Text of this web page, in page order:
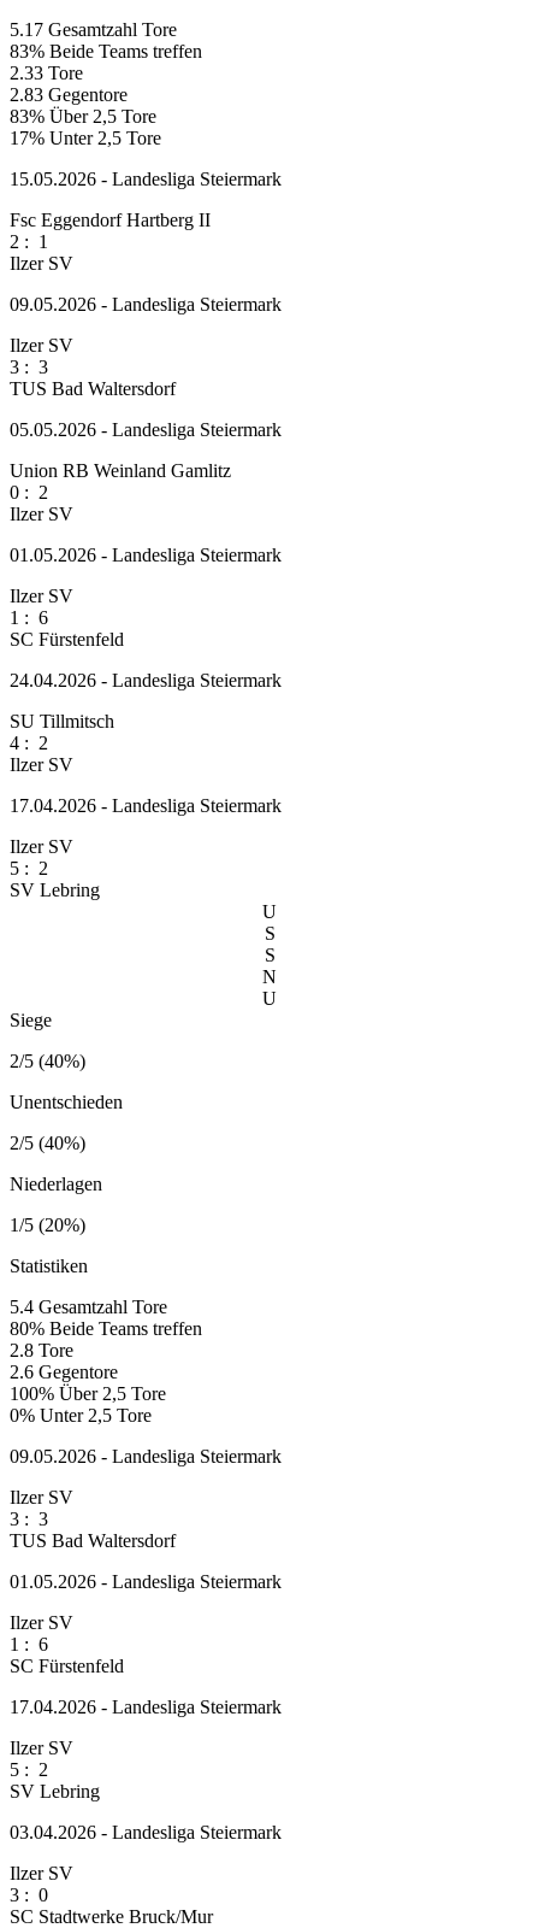
5.17 Gesamtzahl Tore
83% Beide Teams treffen
2.33 Tore
2.83 Gegentore
83% Über 2,5 Tore
17% Unter 2,5 Tore
15.05.2026 - Landesliga Steiermark
Fsc Eggendorf Hartberg II
2 : 1
Ilzer SV
09.05.2026 - Landesliga Steiermark
Ilzer SV
3 : 3
TUS Bad Waltersdorf
05.05.2026 - Landesliga Steiermark
Union RB Weinland Gamlitz
0 : 2
Ilzer SV
01.05.2026 - Landesliga Steiermark
Ilzer SV
1 : 6
SC Fürstenfeld
24.04.2026 - Landesliga Steiermark
SU Tillmitsch
4 : 2
Ilzer SV
17.04.2026 - Landesliga Steiermark
Ilzer SV
5 : 2
SV Lebring
U
S
S
N
U
Siege
2/5 (40%)
Unentschieden
2/5 (40%)
Niederlagen
1/5 (20%)
Statistiken
5.4 Gesamtzahl Tore
80% Beide Teams treffen
2.8 Tore
2.6 Gegentore
100% Über 2,5 Tore
0% Unter 2,5 Tore
09.05.2026 - Landesliga Steiermark
Ilzer SV
3 : 3
TUS Bad Waltersdorf
01.05.2026 - Landesliga Steiermark
Ilzer SV
1 : 6
SC Fürstenfeld
17.04.2026 - Landesliga Steiermark
Ilzer SV
5 : 2
SV Lebring
03.04.2026 - Landesliga Steiermark
Ilzer SV
3 : 0
SC Stadtwerke Bruck/Mur